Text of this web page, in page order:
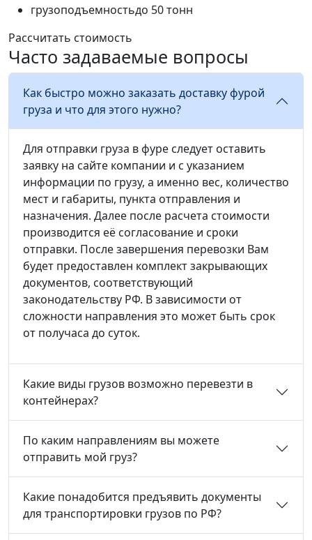
грузоподъемностьдо 50 тонн
Рассчитать стоимость
Часто задаваемые вопросы
Как быстро можно заказать доставку фурой
груза и что для этого нужно?
Для отправки груза в фуре следует оставить
заявку на сайте компании и с указанием
информации по грузу, а именно вес, количество
мест и габариты, пункта отправления и
назначения. Далее после расчета стоимости
производится её согласование и сроки
отправки. После завершения перевозки Вам
будет предоставлен комплект закрывающих
документов, соответствующий
законодательству РФ. В зависимости от
сложности направления это может быть срок
от получаса до суток.
Какие виды грузов возможно перевезти в
контейнерах?
По каким направлениям вы можете
отправить мой груз?
Какие понадобится предъявить документы
для транспортировки грузов по РФ?